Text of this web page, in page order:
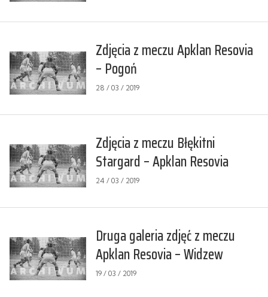
Zdjęcia z meczu Apklan Resovia
– Pogoń
28 / 03 / 2019
Zdjęcia z meczu Błękitni
Stargard – Apklan Resovia
24 / 03 / 2019
Druga galeria zdjęć z meczu
Apklan Resovia – Widzew
19 / 03 / 2019